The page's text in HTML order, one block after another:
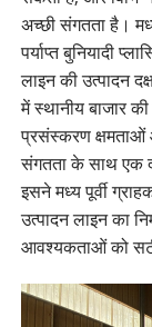
अच्छी संगतता है।
पर्याप्त बुनियादी
लाइन की उत्पादन
में स्थानीय बाजार
प्रसंस्करण क्षमताओं
संगतता के साथ एक
इसने मध्य पूर्वी
उत्पादन लाइन का
आवश्यकताओं को